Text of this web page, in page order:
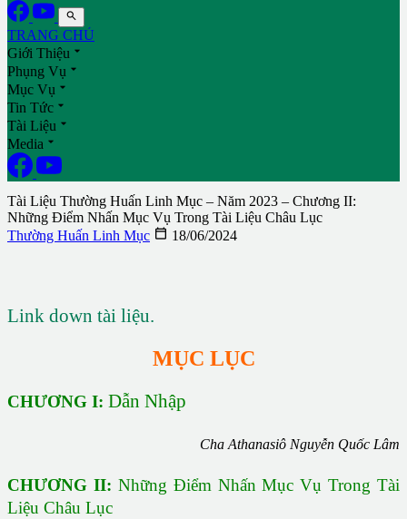

TRANG CHỦ
Giới Thiệu 
Phụng Vụ 
Mục Vụ 
Tin Tức 
Tài Liệu 
Media 
Tài Liệu Thường Huấn Linh Mục – Năm 2023 – Chương II:
Những Điểm Nhấn Mục Vụ Trong Tài Liệu Châu Lục
Thường Huấn Linh Mục  18/06/2024
Link down tài liệu.
MỤC LỤC
CHƯƠNG I: Dẫn Nhập
Cha Athanasiô Nguyễn Quốc Lâm
CHƯƠNG II: Những Điểm Nhấn Mục Vụ Trong Tài
Liệu Châu Lục